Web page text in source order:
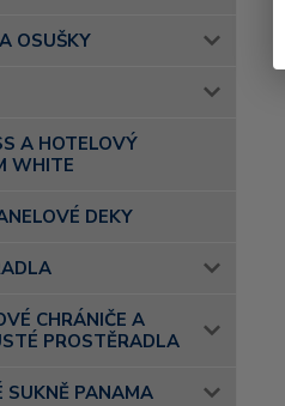
OSUŠKY
A HOTELOVÝ
WHITE
DEKY
CHRÁNIČE A
PROSTĚRADLA
SUKNĚ PANAMA